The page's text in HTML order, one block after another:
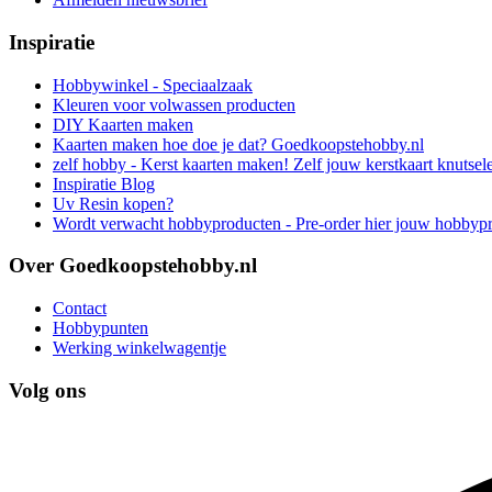
Inspiratie
Hobbywinkel - Speciaalzaak
Kleuren voor volwassen producten
DIY Kaarten maken
Kaarten maken hoe doe je dat? Goedkoopstehobby.nl
zelf hobby - Kerst kaarten maken! Zelf jouw kerstkaart
Inspiratie Blog
Uv Resin kopen?
Wordt verwacht hobbyproducten - Pre-order hier jouw
Over Goedkoopstehobby.nl
Contact
Hobbypunten
Werking winkelwagentje
Volg ons